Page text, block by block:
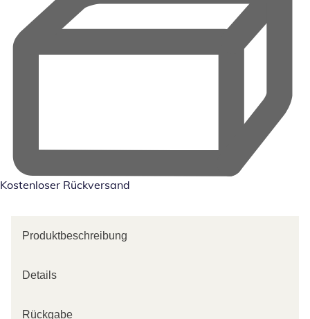
Kostenloser Rückversand
Produktbeschreibung
Details
Rückgabe